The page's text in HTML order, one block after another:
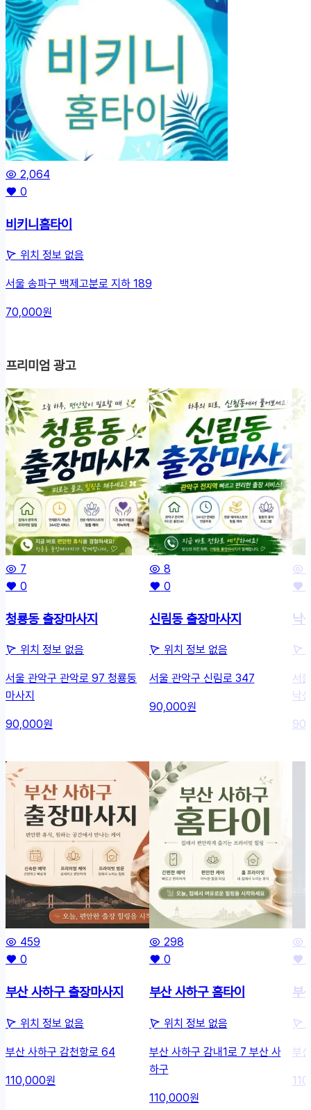
2,064
0
비키니홈타이
위치 정보 없음
서울 송파구 백제고분로 지하 189
70,000원
프리미엄 광고
7
0
청룡동 출장마사지
위치 정보 없음
서울 관악구 관악로 97 청룡동
마사지
90,000원
8
0
신림동 출장마사지
위치 정보 없음
서울 관악구 신림로 347
90,000원
낙
서
낙
459
0
부산 사하구 출장마사지
위치 정보 없음
부산 사하구 감천항로 64
110,000원
298
0
부산 사하구 홈타이
위치 정보 없음
부산 사하구 감내1로 7 부산 사
하구
110,000원
부
부